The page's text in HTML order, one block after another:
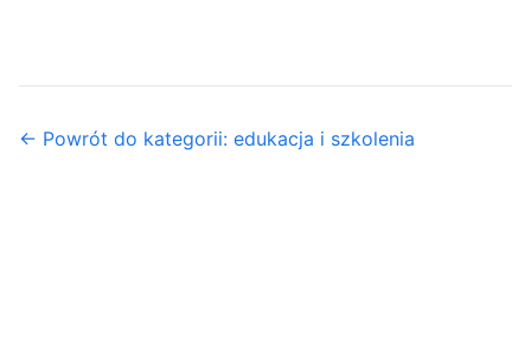
← Powrót do kategorii: edukacja i szkolenia